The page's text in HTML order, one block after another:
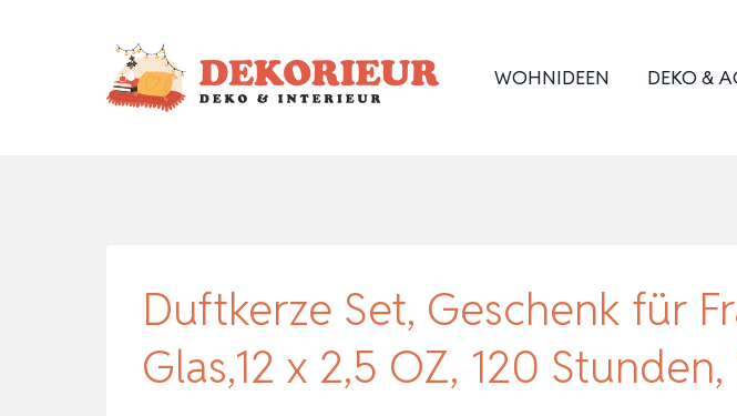
WOHNIDEEN DEKO &
Duftkerze Set, Geschenk für
Glas,12 x 2,5 OZ, 120